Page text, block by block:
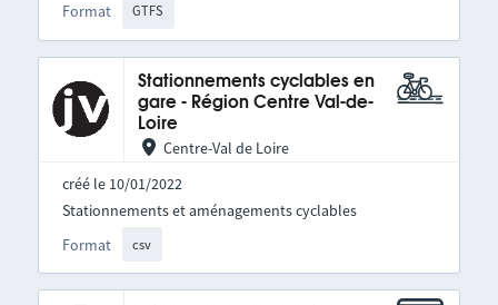
Format GTFS
Stationnements cyclables en
gare - Région Centre Val-de-
Loire
Centre-Val de Loire
créé le 10/01/2022
Format csv
Stationnements et aménagements cyclables